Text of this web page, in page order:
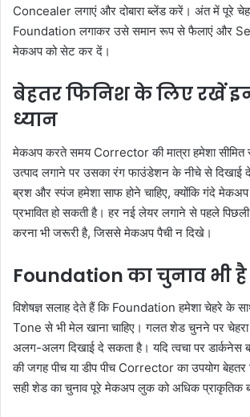
Concealer लगाएं और दोबारा ब्लेंड करें। अंत में पूरे
Foundation लगाकर उसे समान रूप से फैलाएं और
मेकअप को सेट कर दें।
बेहतर फिनिश के लिए रखें
ध्यान
मेकअप करते समय Corrector की मात्रा हमेशा
उत्पाद लगाने पर उसका रंग फाउंडेशन के नीचे से दिखाई
ब्रश और स्पंज हमेशा साफ होने चाहिए, क्योंकि गंदे
प्रभावित हो सकती है। हर नई लेयर लगाने से पहले
करना भी जरूरी है, जिससे मेकअप पैची न दिखे।
Foundation का चुनाव भी
विशेषज्ञ सलाह देते हैं कि Foundation हमेशा चेहरे के
Tone से भी मेल खाना चाहिए। गलत शेड चुनने पर
अलग-अलग दिखाई दे सकता है। यदि त्वचा पर डार्कनेस
की जगह पीच या डीप पीच Corrector का उपयोग बेहतर
सही शेड का चुनाव पूरे मेकअप लुक को अधिक प्राकृतिक